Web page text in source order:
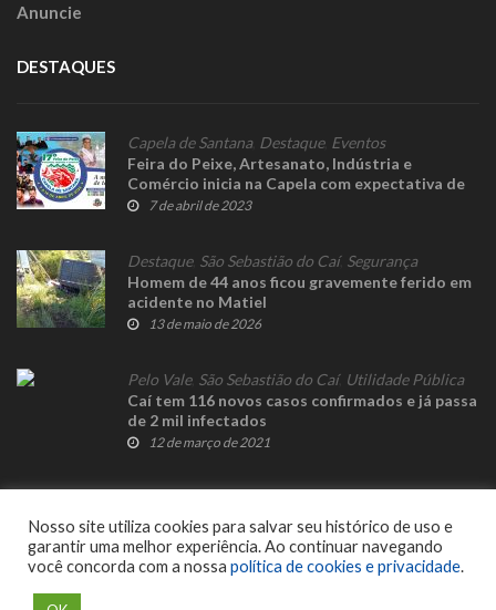
Anuncie
DESTAQUES
Capela de Santana, Destaque, Eventos
Feira do Peixe, Artesanato, Indústria e
Comércio inicia na Capela com expectativa de
público recorde
7 de abril de 2023
Destaque, São Sebastião do Caí, Segurança
Homem de 44 anos ficou gravemente ferido em
acidente no Matiel
13 de maio de 2026
Pelo Vale, São Sebastião do Caí, Utilidade Pública
Caí tem 116 novos casos confirmados e já passa
de 2 mil infectados
12 de março de 2021
© 2023 Fato Novo - Todos os direitos reservados. Desenvolvido por
Nosso site utiliza cookies para salvar seu histórico de uso e
garantir uma melhor experiência. Ao continuar navegando
você concorda com a nossa política de cookies e privacidade.